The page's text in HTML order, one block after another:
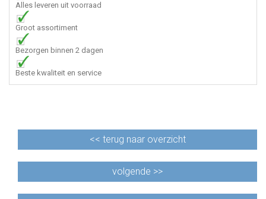
Alles leveren uit voorraad
Groot assortiment
Bezorgen binnen 2 dagen
Beste kwaliteit en service
<< terug naar overzicht
volgende >>